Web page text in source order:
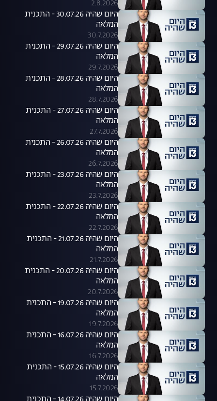
2.8.2026
היום שהיה 30.07.26 - התכנית
המלאה
30.7.2026
היום שהיה 29.07.26 - התכנית
המלאה
29.7.2026
היום שהיה 28.07.26 - התכנית
המלאה
28.7.2026
היום שהיה 27.07.26 - התכנית
המלאה
27.7.2026
היום שהיה 26.07.26 - התכנית
המלאה
26.7.2026
היום שהיה 23.07.26 - התכנית
המלאה
23.7.2026
היום שהיה 22.07.26 - התכנית
המלאה
22.7.2026
היום שהיה 21.07.26 - התכנית
המלאה
21.7.2026
היום שהיה 20.07.26 - התכנית
המלאה
20.7.2026
היום שהיה 19.07.26 - התכנית
המלאה
19.7.2026
היום שהיה 16.07.26 - התכנית
המלאה
16.7.2026
היום שהיה 15.07.26 - התכנית
המלאה
15.7.2026